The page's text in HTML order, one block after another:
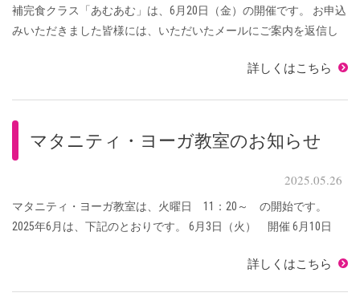
補完食クラス「あむあむ」は、6月20日（金）の開催です。 お申込
みいただきました皆様には、いただいたメールにご案内を返信し
詳しくはこちら
マタニティ・ヨーガ教室のお知らせ
2025.05.26
マタニティ・ヨーガ教室は、火曜日 11：20～ の開始です。
2025年6月は、下記のとおりです。 6月3日（火） 開催 6月10日
詳しくはこちら